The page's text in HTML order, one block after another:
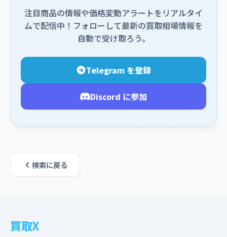
注目商品の情報や価格変動アラートをリアルタイ
ムで配信中！フォローして最新の買取相場情報を
自動で受け取ろう。
Telegram を登録
Discord に参加
検索に戻る
買取X